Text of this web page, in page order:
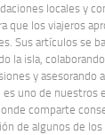
locales y
que los viajeros
Sus artículos se
la isla,
y asesorando
es uno de nuestros
comparte
de algunos de